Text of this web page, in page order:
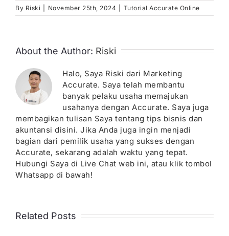
By Riski November 25th, 2024 Tutorial Accurate Online
About the Author: Riski
Halo, Saya Riski dari Marketing
Accurate. Saya telah membantu
banyak pelaku usaha memajukan
usahanya dengan Accurate. Saya juga
membagikan tulisan Saya tentang tips bisnis dan
akuntansi disini. Jika Anda juga ingin menjadi
bagian dari pemilik usaha yang sukses dengan
Accurate, sekarang adalah waktu yang tepat.
Hubungi Saya di Live Chat web ini, atau klik tombol
Whatsapp di bawah!
Related Posts